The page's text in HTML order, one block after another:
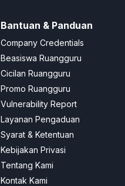
Bantuan & Panduan
Company Credentials
Beasiswa Ruangguru
Cicilan Ruangguru
Promo Ruangguru
Vulnerability Report
Layanan Pengaduan
Syarat & Ketentuan
Kebijakan Privasi
Tentang Kami
Kontak Kami